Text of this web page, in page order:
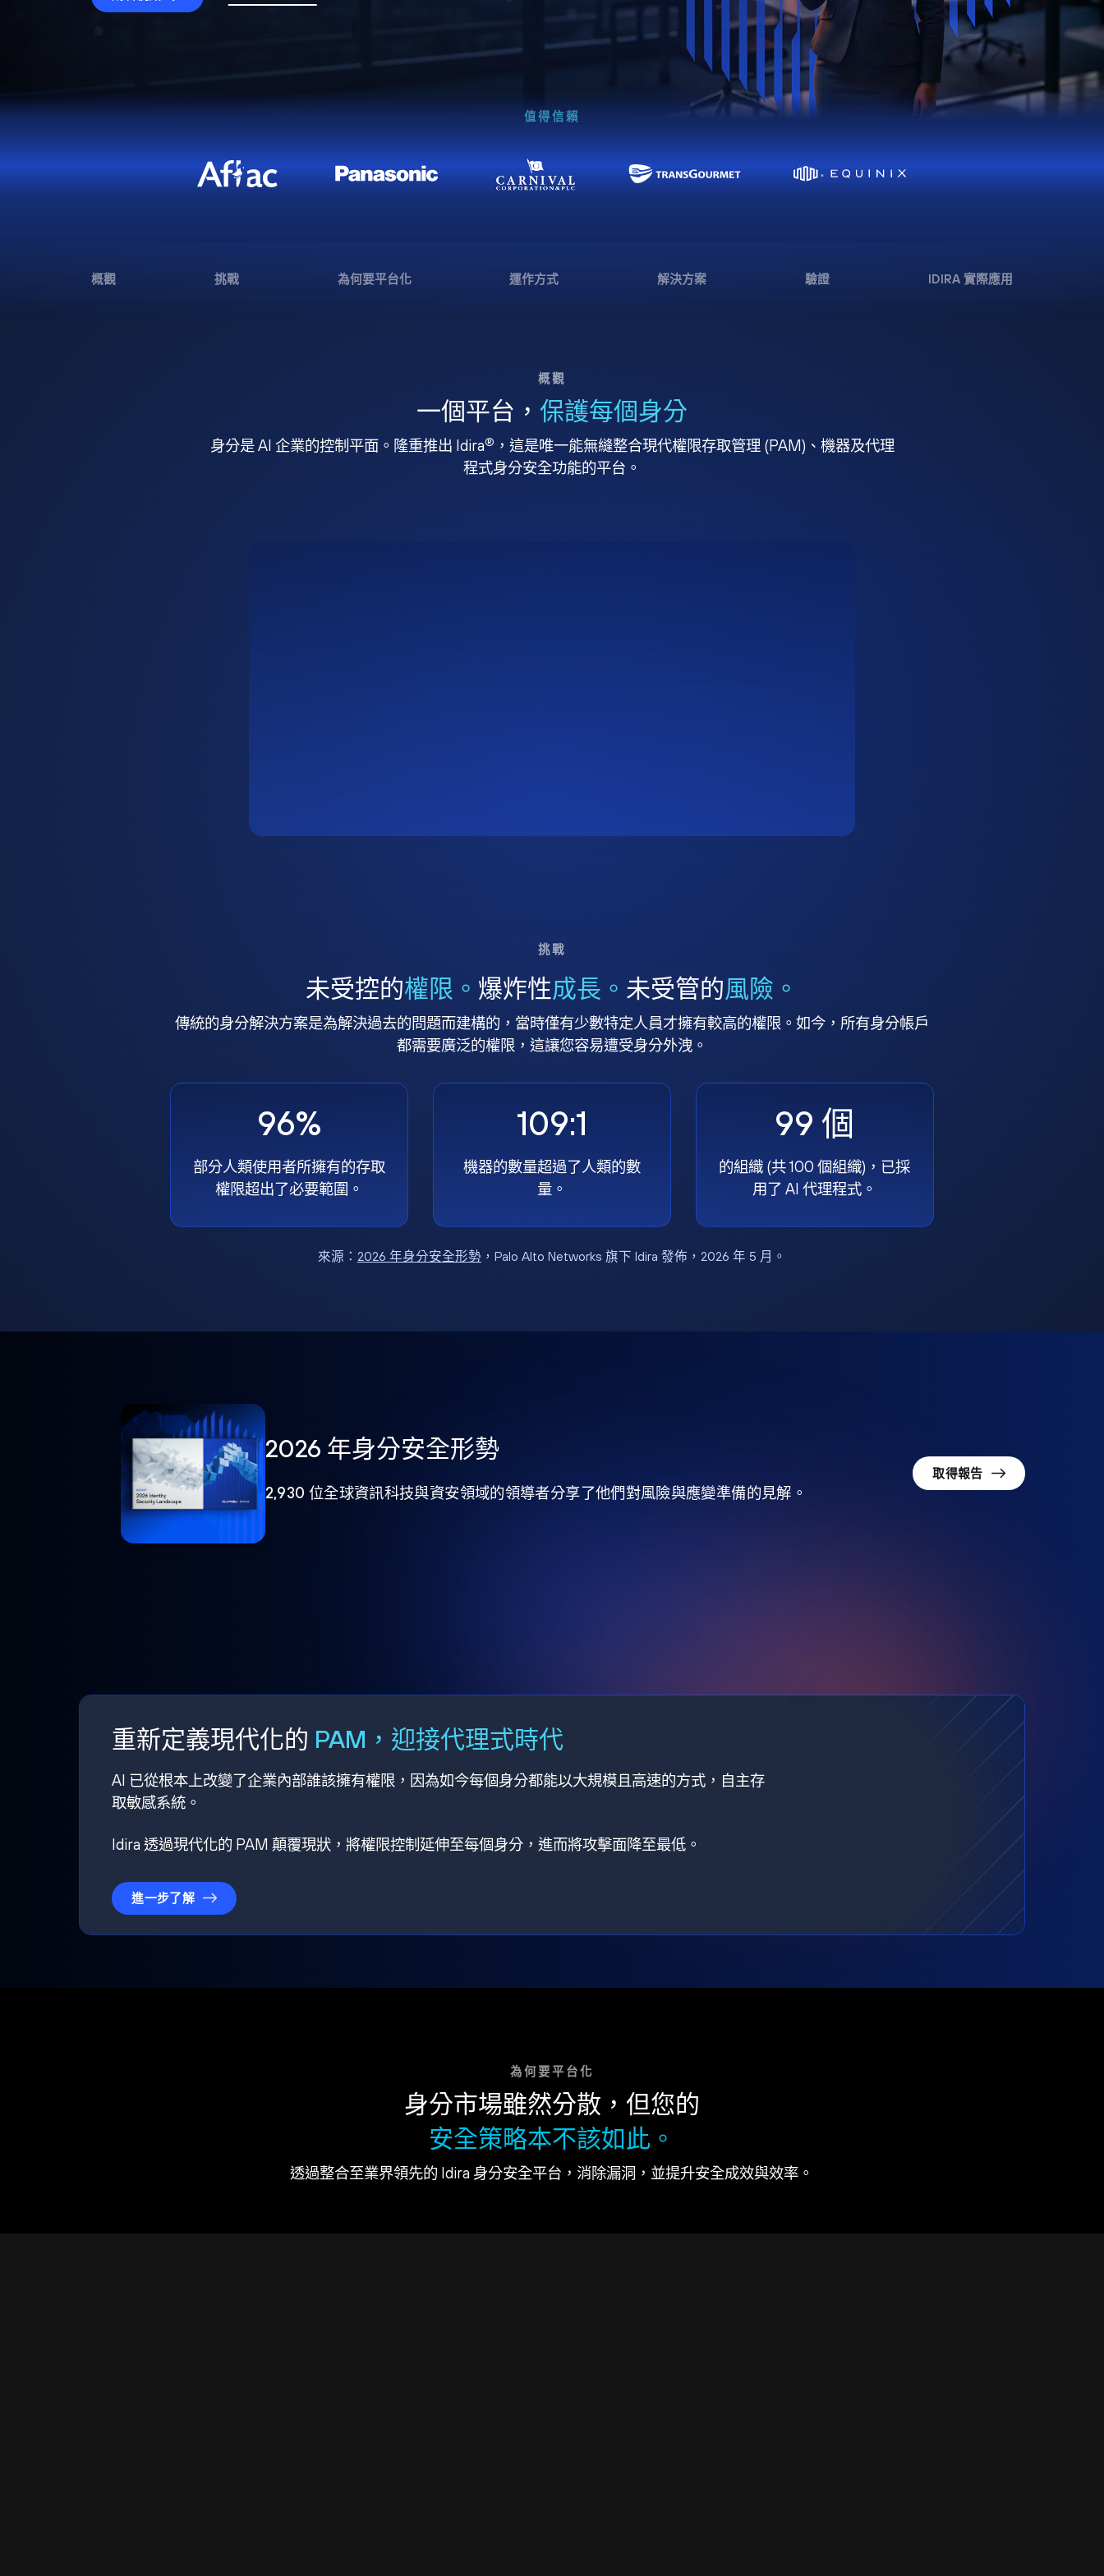
值得信賴
概觀 挑戰 為何要平台化 運作方式 解決方案 驗證 IDIRA 實際應用
概觀
一個平台， 保護每個身分
身分是 AI 企業的控制平面。隆重推出 Idira® ，這是唯一能無縫整合現代權限存取管理 (PAM)、機器及代理
程式身分安全功能的平台。
挑戰
未受控的權限。 爆炸性成長。 未受管的風險。
傳統的身分解決方案是為解決過去的問題而建構的，當時僅有少數特定人員才擁有較高的權限。如今，所有身分帳戶
都需要廣泛的權限，這讓您容易遭受身分外洩。
96%
部分人類使用者所擁有的存取
權限超出了必要範圍。
109:1
機器的數量超過了人類的數
量。
99 個
的組織 (共 100 個組織)，已採
用了 AI 代理程式。
來源： 2026 年身分安全形勢，Palo Alto Networks 旗下 Idira 發佈，2026 年 5 月。
2026 年身分安全形勢
2,930 位全球資訊科技與資安領域的領導者分享了他們對風險與應變準備的見解。
取得報告
重新定義現代化的 PAM，迎接代理式時代
AI 已從根本上改變了企業內部誰該擁有權限，因為如今每個身分都能以大規模且高速的方式，自主存
取敏感系統。
Idira 透過現代化的 PAM 顛覆現狀，將權限控制延伸至每個身分，進而將攻擊面降至最低。
進一步了解
為何要平台化
身分市場雖然分散，但您的
安全策略本不該如此。
透過整合至業界領先的 Idira 身分安全平台，消除漏洞，並提升安全成效與效率。